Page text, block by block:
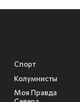
Спорт
Колумнисты
Моя Правда